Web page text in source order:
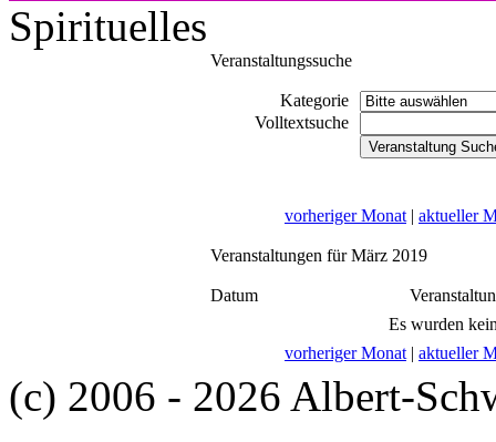
Spirituelles
Veranstaltungssuche
Kategorie
Volltextsuche
vorheriger Monat | aktueller
Veranstaltungen für März 2019
Datum
Es wurden
vorheriger Monat | aktueller
(c) 2006 - 2026 Albert-